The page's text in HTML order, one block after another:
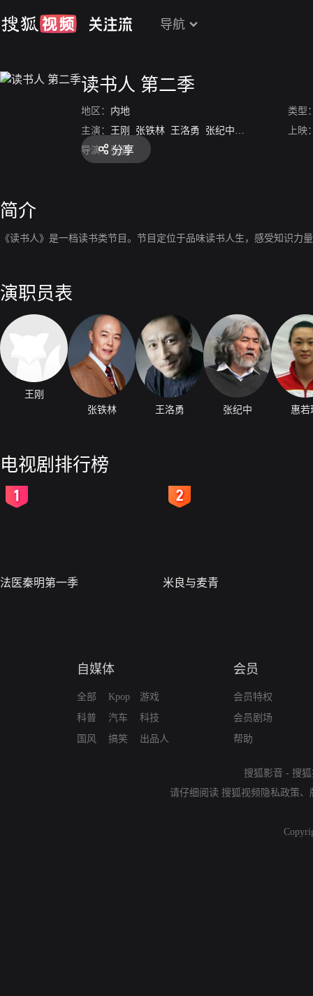
导航
读书人 第二季
地区： 内地
类型
主演：
王刚 张铁林 王洛勇 张纪中 惠若琪 郭麒麟
上映
导演： 张骁
分享
简介
《读书人》是一档读书类节目。节目定位于品味读书人生，感受知识
演职员表
王刚
张铁林
王洛勇 张纪中 惠若
电视剧排行榜
法医秦明第一季 米良与麦青
自媒体
全部
科普
国风
Kpop
汽车
搞笑
游戏
科技
出品人
会员
会员特权
会员剧场
帮助
搜狐影音 - 搜
请仔细阅读 搜狐视频隐私政策、